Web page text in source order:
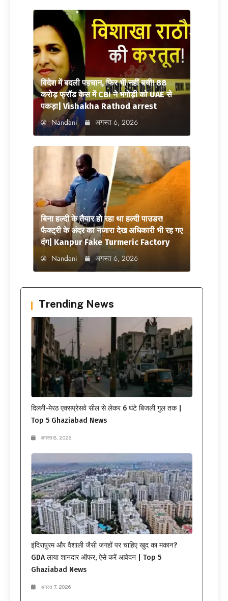
विदेश में बदली पहचान, फिर भी नहीं बची! 88
करोड़ फ्रॉड केस में CBI ने भगोड़ी को UAE से
पकड़ा| Vishakha Rathod arrest
Nandani अगस्त 6, 2026
बिना हल्दी के तैयार हो रहा था हल्दी पाउडर!
फैक्ट्री के अंदर का नजारा देख अधिकारी भी रह गए
दंग| Kanpur Fake Turmeric Factory
Nandani अगस्त 6, 2026
Trending News
दिल्ली-मेरठ एक्सप्रेसवे सील से लेकर 6 घंटे बिजली गुल तक |
Top 5 Ghaziabad News
अगस्त 8, 2026
इंदिरापुरम और वैशाली जैसी जगहों पर चाहिए खुद का मकान?
GDA लाया शानदार ऑफर, ऐसे करें आवेदन | Top 5
Ghaziabad News
अगस्त 7, 2026